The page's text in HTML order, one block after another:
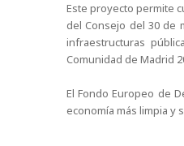
Este proyecto permite
del Consejo del 30 de
infraestructuras
Comunidad de Madrid
El Fondo Europeo de
economía más limpia y